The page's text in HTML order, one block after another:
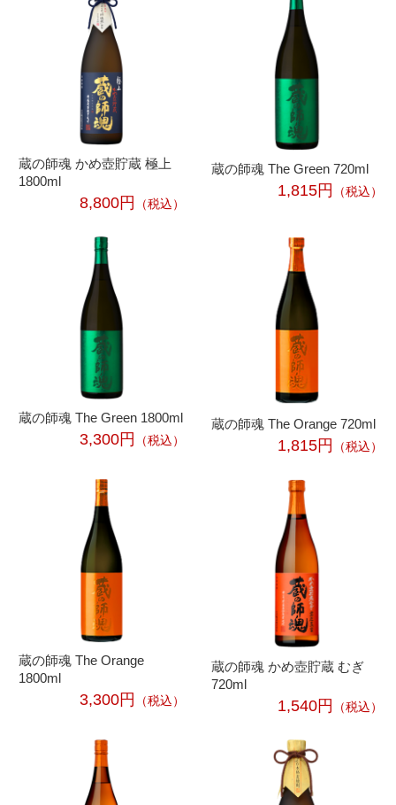
蔵の師魂 かめ壺貯蔵 極上
1800ml
8,800円 （税込）
蔵の師魂 The Green 720ml
1,815円 （税込）
蔵の師魂 The Green 1800ml
3,300円 （税込）
蔵の師魂 The Orange 720ml
1,815円 （税込）
蔵の師魂 The Orange
1800ml
3,300円 （税込）
蔵の師魂 かめ壺貯蔵 むぎ
720ml
1,540円 （税込）